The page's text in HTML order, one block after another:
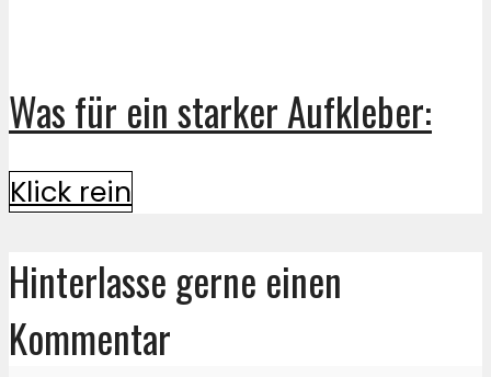
Was für ein starker Aufkleber:
Klick rein
Hinterlasse gerne einen
Kommentar